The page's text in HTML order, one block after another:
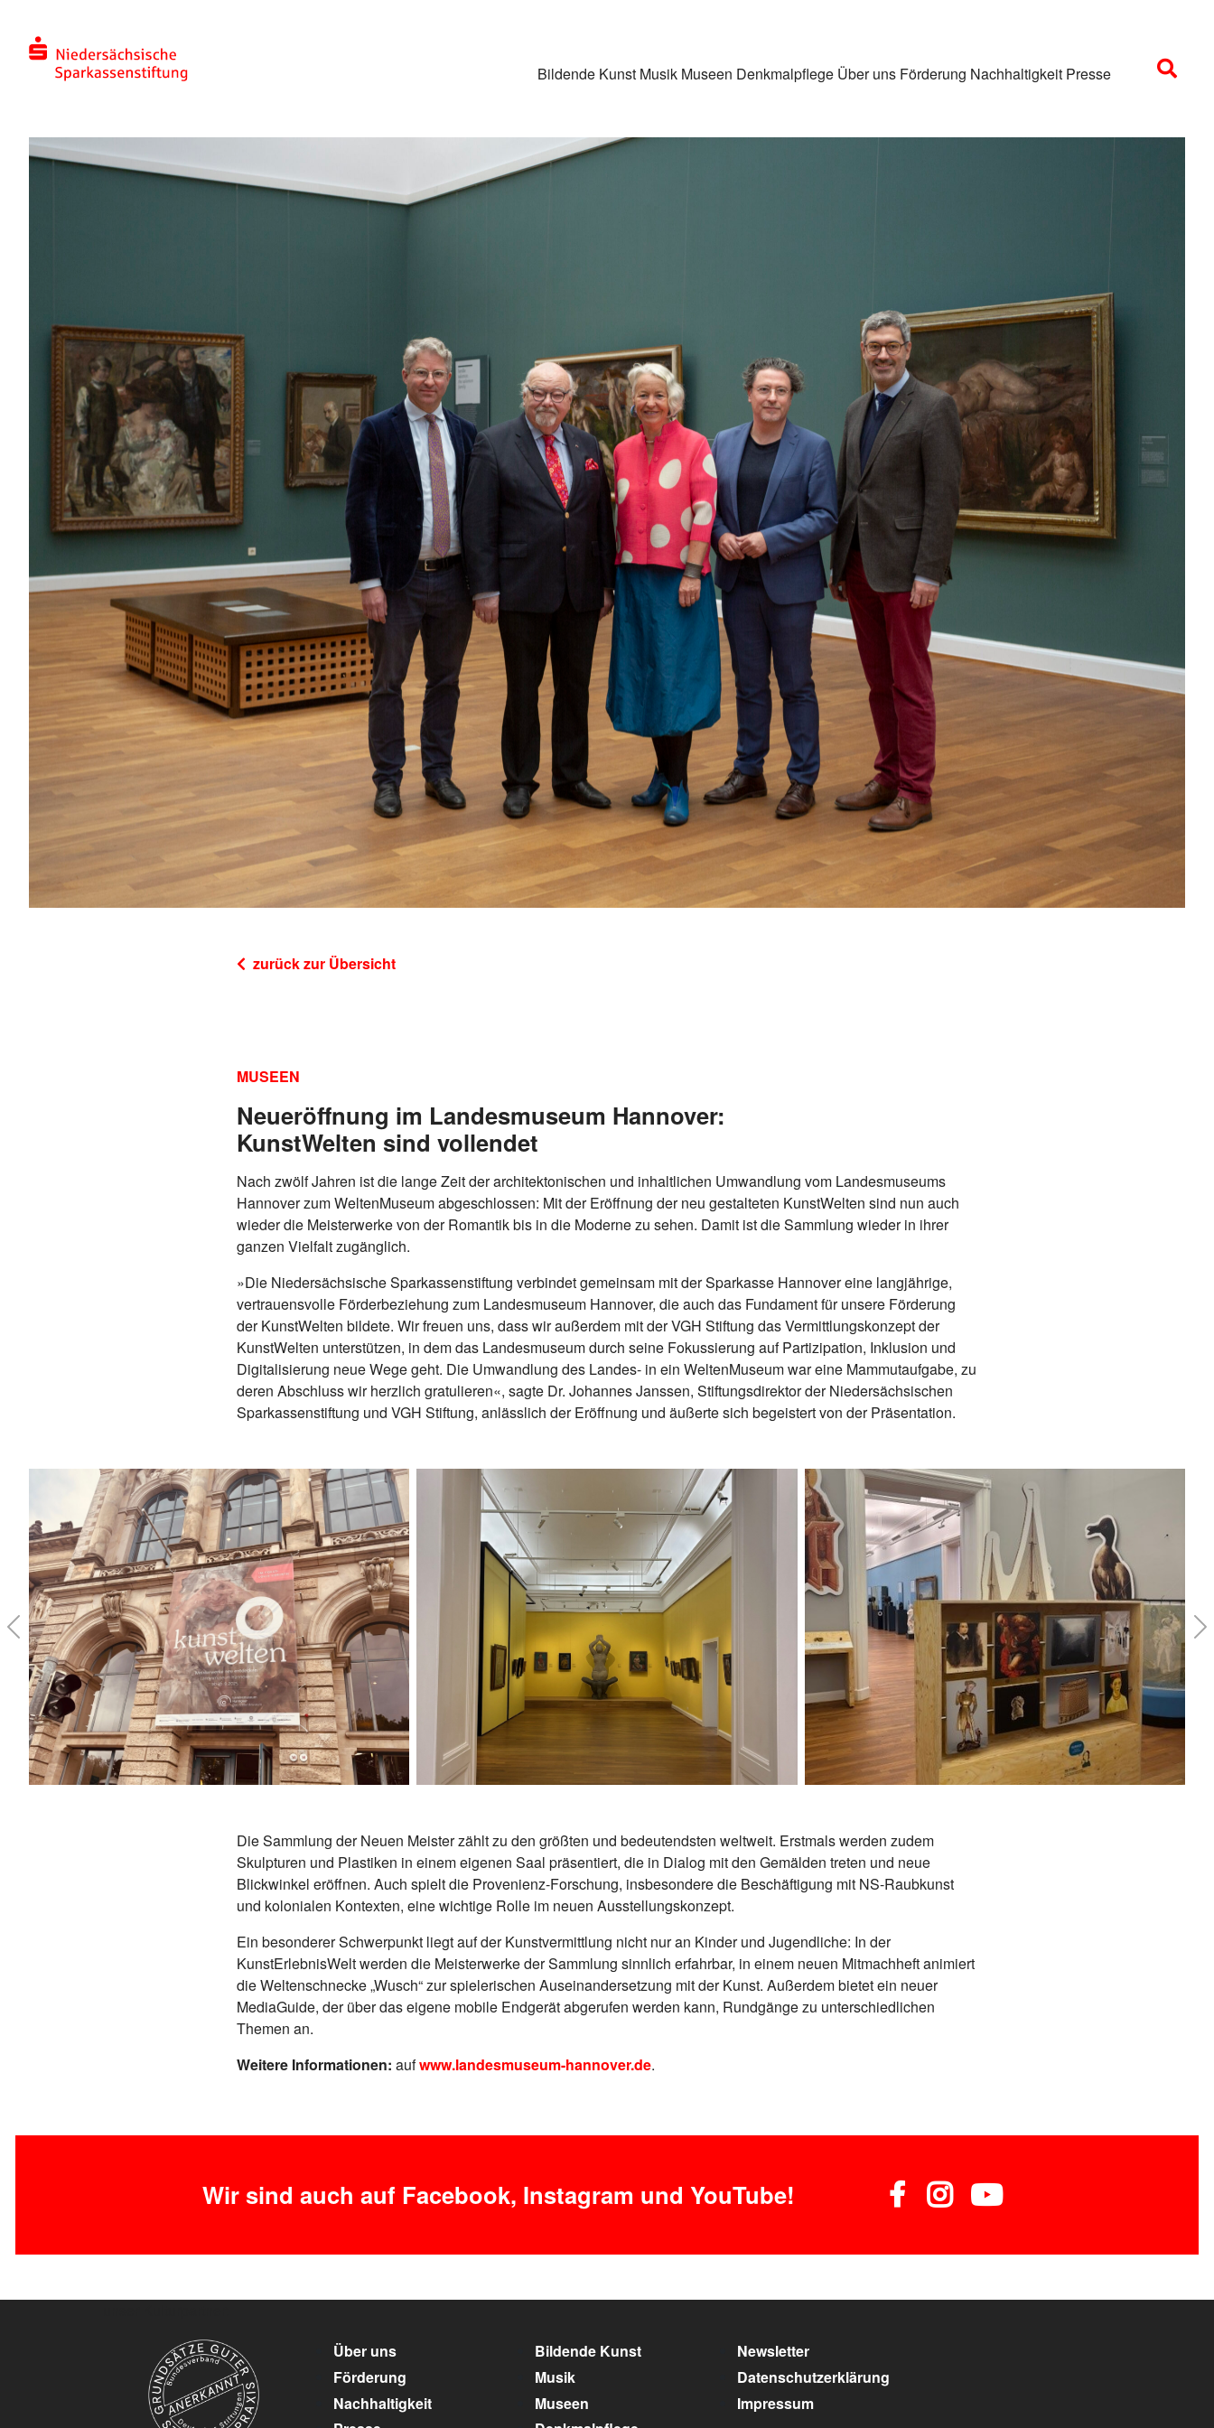
Bildende Kunst Musik Museen Denkmalpflege Über uns Förderung Nachhaltigkeit Presse
zurück zur Übersicht
MUSEEN
Neueröffnung im Landesmuseum Hannover:
KunstWelten sind vollendet
Nach zwölf Jahren ist die lange Zeit der architektonischen und inhaltlichen Umwandlung vom Landesmuseums
Hannover zum WeltenMuseum abgeschlossen: Mit der Eröffnung der neu gestalteten KunstWelten sind nun auch
wieder die Meisterwerke von der Romantik bis in die Moderne zu sehen. Damit ist die Sammlung wieder in ihrer
ganzen Vielfalt zugänglich.
»Die Niedersächsische Sparkassenstiftung verbindet gemeinsam mit der Sparkasse Hannover eine langjährige,
vertrauensvolle Förderbeziehung zum Landesmuseum Hannover, die auch das Fundament für unsere Förderung
der KunstWelten bildete. Wir freuen uns, dass wir außerdem mit der VGH Stiftung das Vermittlungskonzept der
KunstWelten unterstützen, in dem das Landesmuseum durch seine Fokussierung auf Partizipation, Inklusion und
Digitalisierung neue Wege geht. Die Umwandlung des Landes- in ein WeltenMuseum war eine Mammutaufgabe, zu
deren Abschluss wir herzlich gratulieren«, sagte Dr. Johannes Janssen, Stiftungsdirektor der Niedersächsischen
Sparkassenstiftung und VGH Stiftung, anlässlich der Eröffnung und äußerte sich begeistert von der Präsentation.
Previous
Die Sammlung der Neuen Meister zählt zu den größten und bedeutendsten weltweit. Erstmals werden zudem
Skulpturen und Plastiken in einem eigenen Saal präsentiert, die in Dialog mit den Gemälden treten und neue
Blickwinkel eröffnen. Auch spielt die Provenienz-Forschung, insbesondere die Beschäftigung mit NS-Raubkunst
und kolonialen Kontexten, eine wichtige Rolle im neuen Ausstellungskonzept.
Ein besonderer Schwerpunkt liegt auf der Kunstvermittlung nicht nur an Kinder und Jugendliche: In der
KunstErlebnisWelt werden die Meisterwerke der Sammlung sinnlich erfahrbar, in einem neuen Mitmachheft animiert
die Weltenschnecke „Wusch“ zur spielerischen Auseinandersetzung mit der Kunst. Außerdem bietet ein neuer
MediaGuide, der über das eigene mobile Endgerät abgerufen werden kann, Rundgänge zu unterschiedlichen
Themen an.
Weitere Informationen: aufwww.landesmuseum-hannover.de.
Wir sind auch auf Facebook, Instagram und YouTube!
Über uns
Förderung
Nachhaltigkeit
Bildende Kunst
Musik
Museen
Newsletter
Datenschutzerklärung
Impressum